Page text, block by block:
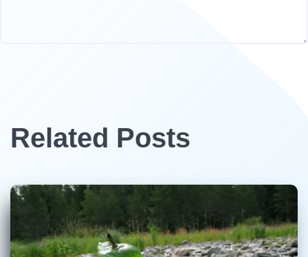
Related Posts